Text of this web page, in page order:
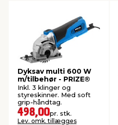
Dyksav multi 600 W
m/tilbehør - PRIZE®
Inkl. 3 klinger og
styreskinner. Med soft
grip-håndtag.
498,00pr. stk.
Lev. omk. tillægges